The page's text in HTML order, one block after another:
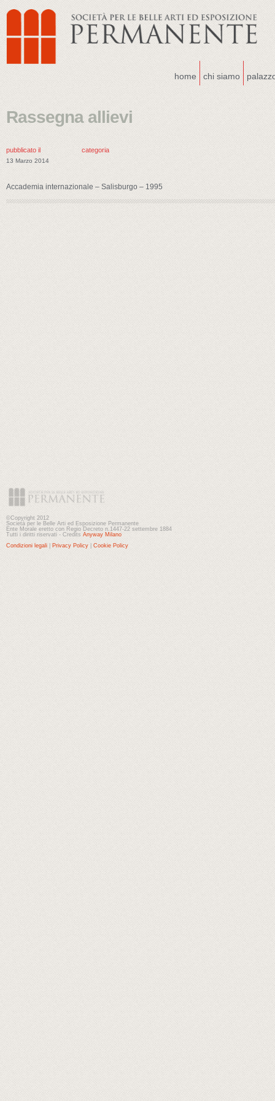
home chi siamo
Rassegna allievi
pubblicato il
13 Marzo 2014
categoria
Accademia internazionale – Salisburgo – 1995
©Copyright 2012
Società per le Belle Arti ed Esposizione Permanente
Ente Morale eretto con Regio Decreto n.1447-22 settembre 1884
Tutti i diritti riservati - Credits Anyway Milano
Condizioni legali
Privacy Policy Cookie Policy